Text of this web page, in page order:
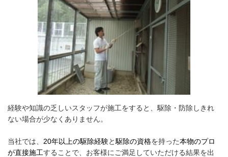
経験や知識の乏しいスタッフが施工をすると、駆除・防除しきれ
ない場合が少なくありません。
当社では、 20年以上の駆除経験と駆除の資格を持った本物のプロ
が直接施工することで、お客様にご満足していただける結果を出